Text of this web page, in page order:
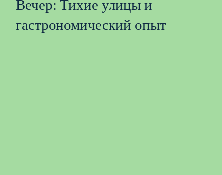
Вечер: Тихие улицы и
гастрономический опыт